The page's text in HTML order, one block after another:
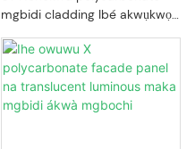
mgbidi cladding Ibé akwụkwọ
nke nwere ihe pụrụ iche plọg-
ụkpụrụ ma mejupụtara asaa.
Nhazi a na-enye ike, ịdịte aka,
na ihe mkpuchi ọkụ